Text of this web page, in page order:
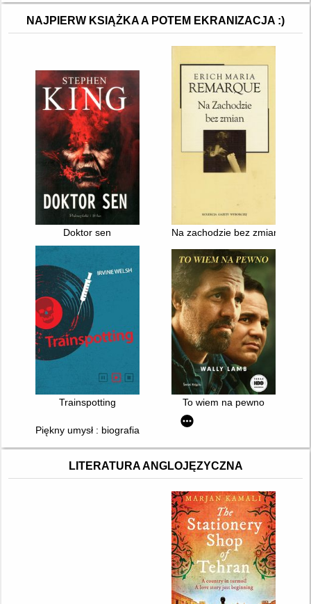
NAJPIERW KSIĄŻKA A POTEM EKRANIZACJA :)
Doktor sen Na zachodzie bez zmian
Trainspotting To wiem na pewno
Piękny umysł : biografia genialnego matematyka Johna Nasha
LITERATURA ANGLOJĘZYCZNA